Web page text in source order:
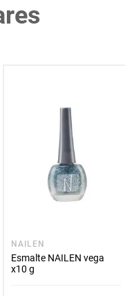
NAILEN
Esmalte NAILEN vega
x10 g